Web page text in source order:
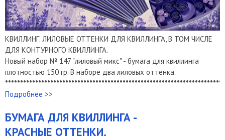
КВИЛЛИНГ. ЛИЛОВЫЕ ОТТЕНКИ ДЛЯ КВИЛЛИНГА, В ТОМ ЧИСЛЕ
ДЛЯ КОНТУРНОГО КВИЛЛИНГА.
Новый набор № 147 "лиловый микс" - бумага для квиллинга
плотностью 150 гр. В наборе два лиловых оттенка.
Подробнее >>
БУМАГА ДЛЯ КВИЛЛИНГА -
КРАСНЫЕ ОТТЕНКИ.